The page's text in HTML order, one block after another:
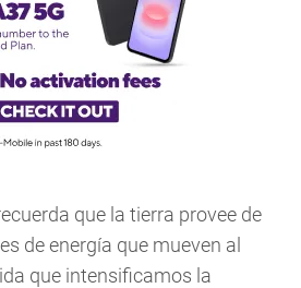
que la tierra provee de
de energía que mueven al
que intensificamos la